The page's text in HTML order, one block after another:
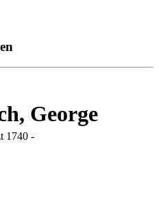
George
1740 -